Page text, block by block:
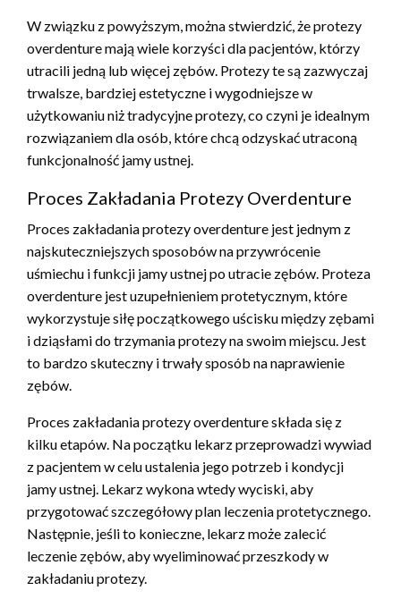
W związku z powyższym, można stwierdzić, że protezy
overdenture mają wiele korzyści dla pacjentów, którzy
utracili jedną lub więcej zębów. Protezy te są zazwyczaj
trwalsze, bardziej estetyczne i wygodniejsze w
użytkowaniu niż tradycyjne protezy, co czyni je idealnym
rozwiązaniem dla osób, które chcą odzyskać utraconą
funkcjonalność jamy ustnej.
Proces Zakładania Protezy Overdenture
Proces zakładania protezy overdenture jest jednym z
najskuteczniejszych sposobów na przywrócenie
uśmiechu i funkcji jamy ustnej po utracie zębów. Proteza
overdenture jest uzupełnieniem protetycznym, które
wykorzystuje siłę początkowego uścisku między zębami
i dziąsłami do trzymania protezy na swoim miejscu. Jest
to bardzo skuteczny i trwały sposób na naprawienie
zębów.
Proces zakładania protezy overdenture składa się z
kilku etapów. Na początku lekarz przeprowadzi wywiad
z pacjentem w celu ustalenia jego potrzeb i kondycji
jamy ustnej. Lekarz wykona wtedy wyciski, aby
przygotować szczegółowy plan leczenia protetycznego.
Następnie, jeśli to konieczne, lekarz może zalecić
leczenie zębów, aby wyeliminować przeszkody w
zakładaniu protezy.